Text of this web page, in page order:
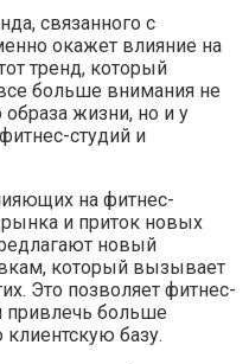
связанного с
окажет влияние на
тренд, который
больше внимания не
жизни, но и у
студий и
на фитнес-
и приток новых
новый
который вызывает
Это позволяет фитнес-
привлечь больше
базу.